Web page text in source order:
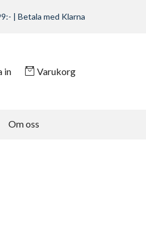
| Betala med Klarna
in Varukorg
Om oss